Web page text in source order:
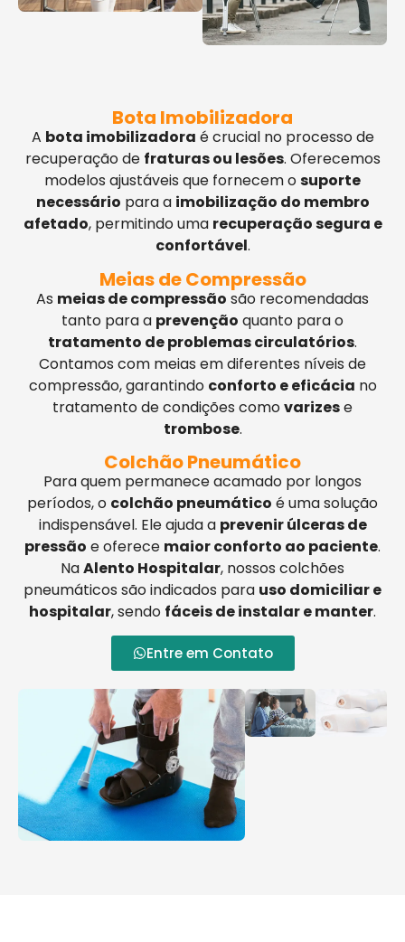
Bota Imobilizadora
A bota imobilizadora é crucial no processo de
recuperação de fraturas ou lesões. Oferecemos
modelos ajustáveis que fornecem osuporte
necessário para a imobilização do membro
afetado, permitindo uma recuperação segura e
confortável.
Meias de Compressão
As meias de compressão são recomendadas
tanto para a prevenção quanto para o
tratamento de problemas circulatórios.
Contamos com meias em diferentes níveis de
compressão, garantindo conforto e eficácia no
tratamento de condições comovarizese
trombose.
Colchão Pneumático
Para quem permanece acamado por longos
períodos, o colchão pneumático é uma solução
indispensável. Ele ajuda a prevenir úlceras de
pressão e oferece maior conforto ao paciente.
NaAlento Hospitalar, nossos colchões
pneumáticos são indicados para uso domiciliar e
hospitalar, sendo fáceis de instalar e manter.
Entre em Contato